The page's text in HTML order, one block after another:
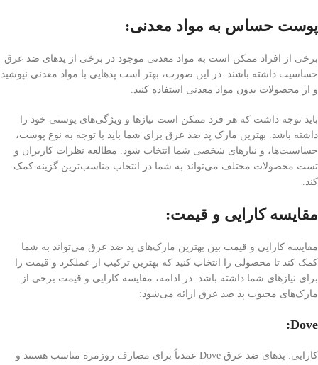
پوست حساس به مواد معدنی:
برخی از افراد ممکن است به مواد معدنی موجود در برخی از پد‌های ضد عرق
حساسیت داشته باشند. در این صورت، بهتر است پد‌هایی با مواد معدنی نپوشید
و از محصولات بدون مواد معدنی استفاده کنید.
باید توجه داشت که هر فرد ممکن است نیازها و ویژگی‌های پوستی خود را
داشته باشد. بهترین مارک پد ضد عرق برای شما باید با توجه به نوع پوست،
حساسیت‌ها، و نیازهای شخصی شما انتخاب شود. مطالعه نظرات کاربران و
تست محصولات مختلف می‌تواند به شما در انتخاب مناسب‌ترین گزینه کمک
کند.
مقایسه کارایی و قیمت:
مقایسه کارایی و قیمت بین بهترین مارک‌های پد ضد عرق می‌تواند به شما
کمک کند تا محصولی را انتخاب کنید که بهترین ترکیب از عملکرد و قیمت را
برای نیازهای شما داشته باشد. در ادامه، مقایسه کارایی و قیمت برخی از
مارک‌های محبوب پد ضد عرق ارائه می‌شود:
Dove:
کارایی: پد‌های ضد عرق Dove عمدتاً برای مصارف روزمره مناسب هستند و